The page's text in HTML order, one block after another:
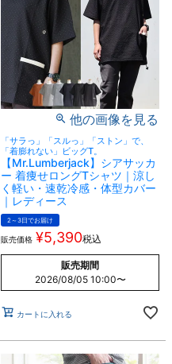
他の画像を見る
「サラっ」「スルっ」「ストン」で、
「着膨れない」ビッグT。
【Mr.Lumberjack】シアサッカ
ー 着痩せロングTシャツ｜涼し
く軽い・速乾冷感・体型カバー
｜レディース
2～3日でお届け
販売価格 ¥5,390税込
販売期間
2026/08/05 10:00〜
カートに入れる